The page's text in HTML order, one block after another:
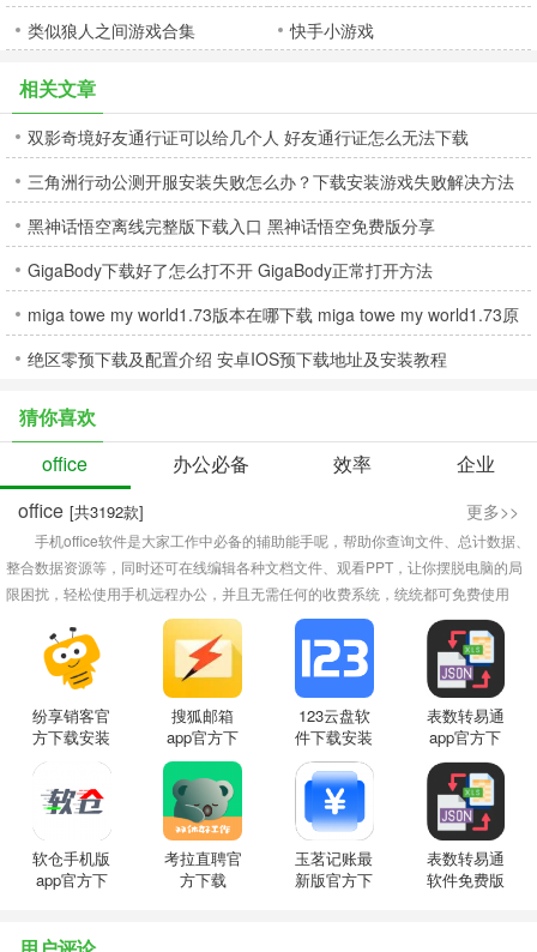
类似狼人之间游戏合集
快手小游戏
相关文章
双影奇境好友通行证可以给几个人 好友通行证怎么无法下载
三角洲行动公测开服安装失败怎么办？下载安装游戏失败解决方法
黑神话悟空离线完整版下载入口 黑神话悟空免费版分享
GigaBody下载好了怎么打不开 GigaBody正常打开方法
miga towe my world1.73版本在哪下载 miga towe my world1.73原
木风家具内容一览
绝区零预下载及配置介绍 安卓IOS预下载地址及安装教程
猜你喜欢
office
办公必备 效率
企业
office [共3192款] 更多>>
手机office软件是大家工作中必备的辅助能手呢，帮助你查询文件、总计数据、
整合数据资源等，同时还可在线编辑各种文档文件、观看PPT，让你摆脱电脑的局
限困扰，轻松使用手机远程办公，并且无需任何的收费系统，统统都可免费使用
office软件呢，对于上班族来说，使用好office软件，能够让你解决很多工作上的难
题哦！办公更加的便捷！
纷享销客官
方下载安装
搜狐邮箱
app官方下
载安装最新
版本
123云盘软
件下载安装
安卓版
表数转易通
app官方下
载最新版本
软仓手机版
app官方下
考拉直聘官
方下载
玉茗记账最
新版官方下
表数转易通
软件免费版